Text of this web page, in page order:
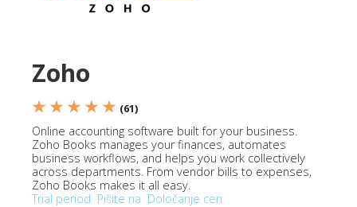
Zoho
★ ★ ★ ★ ★ (61)
Online accounting software built for your business.
Zoho Books manages your finances, automates
business workflows, and helps you work collectively
across departments. From vendor bills to expenses,
Zoho Books makes it all easy.
Trial period Pišite na Določanje cen